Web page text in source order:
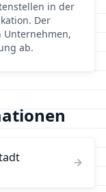
in der
. Der
Unternehmen,
ab.